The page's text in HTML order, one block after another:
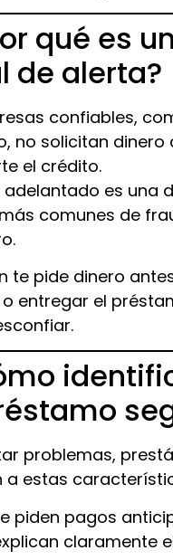
qué es
de alerta?
confiables,
no solicitan dinero
el crédito.
adelantado es una
comunes de
te pide dinero
entregar el
problemas, prestá
a estas
piden pagos
claramente